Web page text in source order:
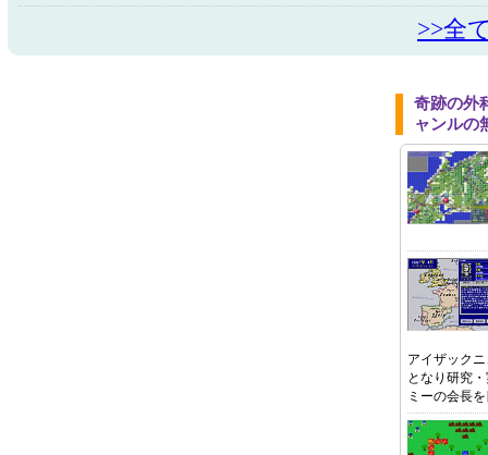
>>全
奇跡の外
ャンルの
アイザック
となり研究
ミーの会長